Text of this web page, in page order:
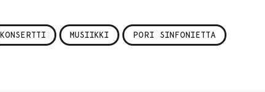
KONSERTTI MUSIIKKI PORI SINFONIETTA